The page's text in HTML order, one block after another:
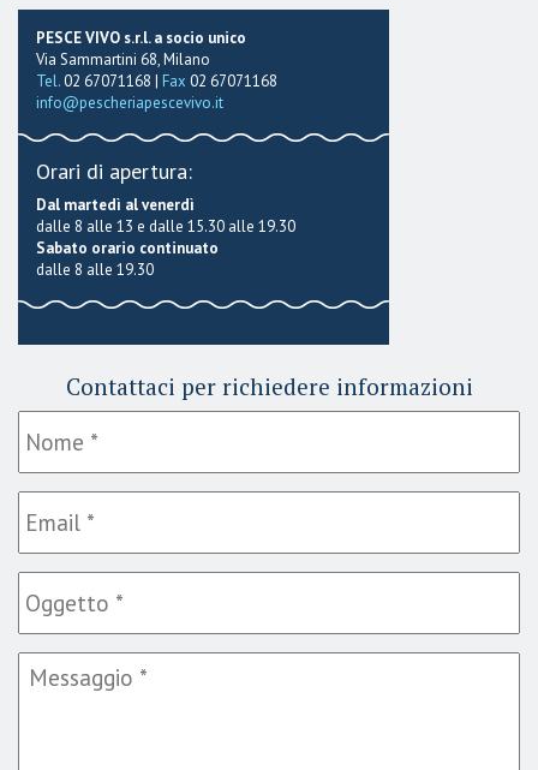
PESCE VIVO s.r.l. a socio unico
Via Sammartini 68, Milano
Tel.02 67071168 | Fax 02 67071168
info@pescheriapescevivo.it
Orari di apertura:
Dal martedì al venerdì
dalle 8 alle 13 e dalle 15.30 alle 19.30
Sabato orario continuato
dalle 8 alle 19.30
Contattaci per richiedere informazioni